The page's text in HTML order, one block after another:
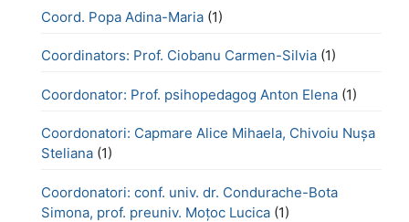
Coord. Popa Adina-Maria (1)
Coordinators: Prof. Ciobanu Carmen-Silvia (1)
Coordonator: Prof. psihopedagog Anton Elena (1)
Coordonatori: Capmare Alice Mihaela, Chivoiu Nușa
Steliana (1)
Coordonatori: conf. univ. dr. Condurache-Bota
Simona, prof. preuniv. Moțoc Lucica (1)